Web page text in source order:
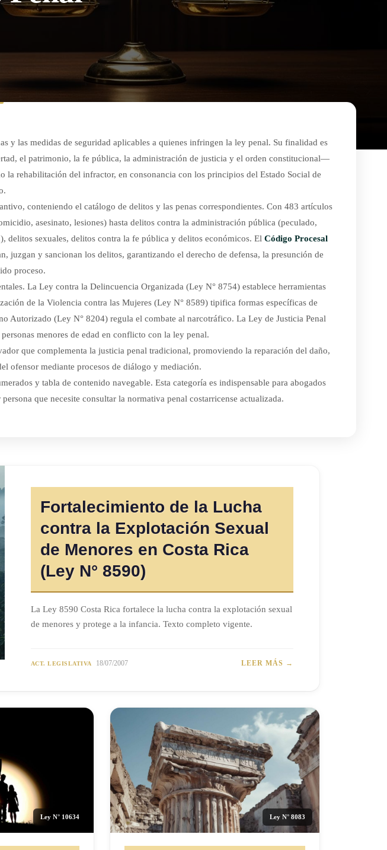
y las medidas de seguridad aplicables a quienes infringen la ley penal. Su finalidad es
el patrimonio, la fe pública, la administración de justicia y el orden constitucional—
la rehabilitación del infractor, en consonancia con los principios del Estado Social de
conteniendo el catálogo de delitos y las penas correspondientes. Con 483 artículos
asesinato, lesiones) hasta delitos contra la administración pública (peculado,
delitos sexuales, delitos contra la fe pública y delitos económicos. El Código Procesal
y sancionan los delitos, garantizando el derecho de defensa, la presunción de
proceso.
La Ley contra la Delincuencia Organizada (Ley N° 8754) establece herramientas
de la Violencia contra las Mujeres (Ley N° 8589) tipifica formas específicas de
Autorizado (Ley N° 8204) regula el combate al narcotráfico. La Ley de Justicia Penal
menores de edad en conflicto con la ley penal.
que complementa la justicia penal tradicional, promoviendo la reparación del daño,
ofensor mediante procesos de diálogo y mediación.
y tabla de contenido navegable. Esta categoría es indispensable para abogados
que necesite consultar la normativa penal costarricense actualizada.
Fortalecimiento de la Lucha
contra la Explotación Sexual
de Menores en Costa Rica
(Ley N° 8590)
La Ley 8590 Costa Rica fortalece la lucha contra la explotación sexual
de menores y protege a la infancia. Texto completo vigente.
ACT. LEGISLATIVA 18/07/2007 LEER MÁS →
Ley N° 10634 Ley N° 8083